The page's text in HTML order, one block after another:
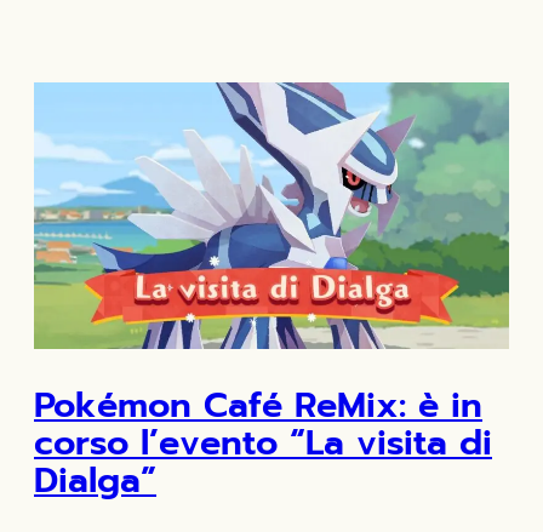
Pokémon Café ReMix: è in
corso l’evento “La visita di
Dialga”